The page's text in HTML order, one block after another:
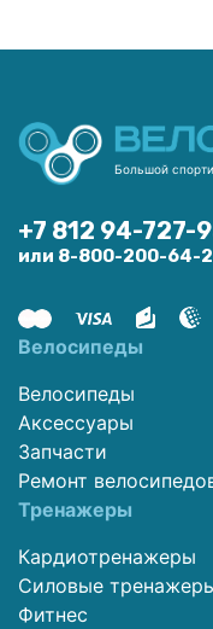
Большой
+7 812 94-727-
или 8-800-200-64-
Велосипеды
Велосипеды
Аксессуары
Запчасти
Ремонт
Тренажеры
Кардиотренажеры
Силовые
Фитнес